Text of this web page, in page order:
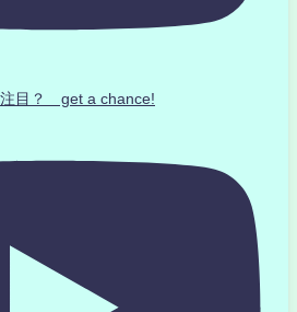
注目？ get a chance!